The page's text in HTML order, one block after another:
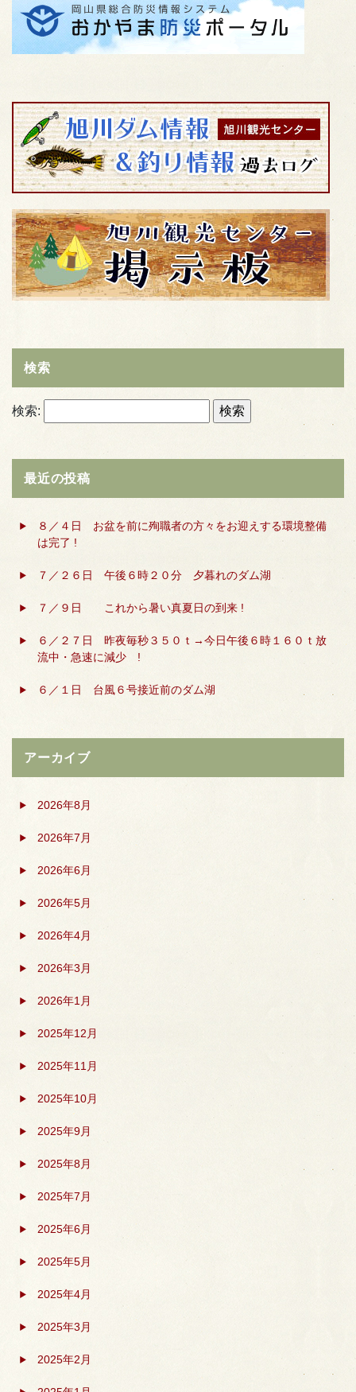
検索
検索:
最近の投稿
８／４日 お盆を前に殉職者の方々をお迎えする環境整備
は完了 !
７／２６日 午後６時２０分 夕暮れのダム湖
７／９日 これから暑い真夏日の到来 !
６／２７日 昨夜毎秒３５０ｔ→今日午後６時１６０ｔ放
流中・急速に減少 !
６／１日 台風６号接近前のダム湖
アーカイブ
2026年8月
2026年7月
2026年6月
2026年5月
2026年4月
2026年3月
2026年1月
2025年12月
2025年11月
2025年10月
2025年9月
2025年8月
2025年7月
2025年6月
2025年5月
2025年4月
2025年3月
2025年2月